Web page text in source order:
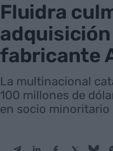
Fluidra
adquisición
fabricante
La multinacional
100 millones de
en socio minoritario